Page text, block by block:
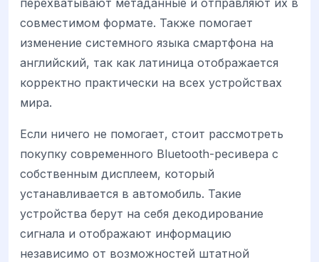
перехватывают метаданные и отправляют их в
совместимом формате. Также помогает
изменение системного языка смартфона на
английский, так как латиница отображается
корректно практически на всех устройствах
мира.
Если ничего не помогает, стоит рассмотреть
покупку современного Bluetooth-ресивера с
собственным дисплеем, который
устанавливается в автомобиль. Такие
устройства берут на себя декодирование
сигнала и отображают информацию
независимо от возможностей штатной